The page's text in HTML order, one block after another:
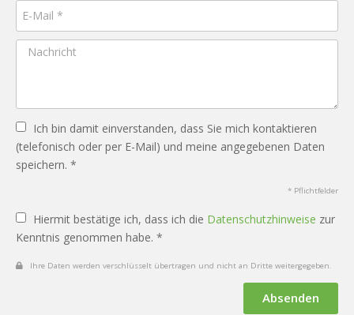
Ich bin damit einverstanden, dass Sie mich kontaktieren
(telefonisch oder per E-Mail) und meine angegebenen Daten
speichern. *
* Pflichtfelder
Hiermit bestätige ich, dass ich die Datenschutzhinweise zur
Kenntnis genommen habe. *
Ihre Daten werden verschlüsselt übertragen und nicht an Dritte weitergegeben.
Absenden